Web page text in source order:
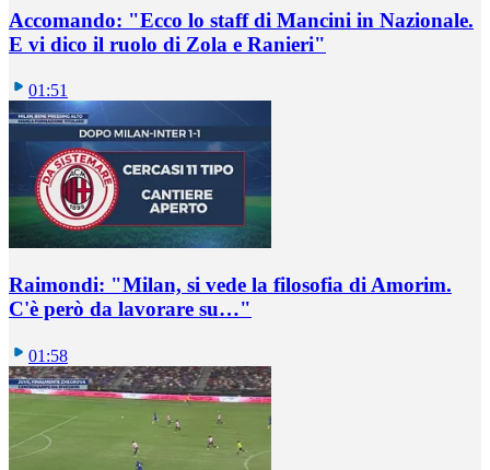
Accomando: "Ecco lo staff di Mancini in Nazionale.
E vi dico il ruolo di Zola e Ranieri"
01:51
Raimondi: "Milan, si vede la filosofia di Amorim.
C'è però da lavorare su…"
01:58